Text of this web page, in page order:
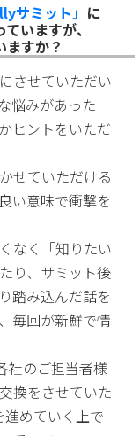
サミット」 に
いますが、
すか？
させていただい
悩みがあった
ヒントをいただ
せていただける
い意味で衝撃を
なく「知りたい
り、サミット後
踏み込んだ話を
毎回が新鮮で情
社のご担当者様
換をさせていた
めていく上で